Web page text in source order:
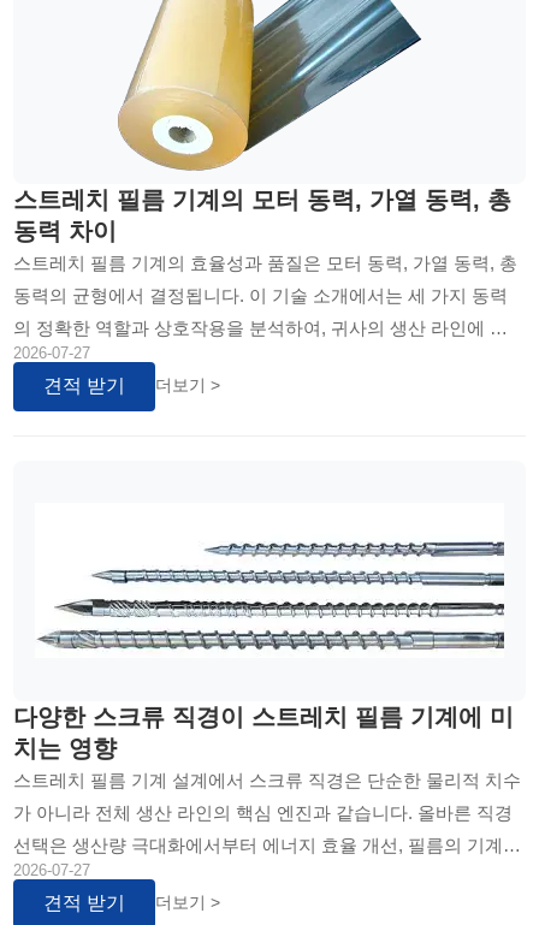
스트레치 필름 기계의 모터 동력, 가열 동력, 총
동력 차이
스트레치 필름 기계의 효율성과 품질은 모터 동력, 가열 동력, 총
동력의 균형에서 결정됩니다. 이 기술 소개에서는 세 가지 동력
의 정확한 역할과 상호작용을 분석하여, 귀사의 생산 라인에 맞
는 최적의 기계 선택을 위한 결정적 정보를 제공합니다.
2026-07-27
견적 받기 더보기 >
다양한 스크류 직경이 스트레치 필름 기계에 미
치는 영향
스트레치 필름 기계 설계에서 스크류 직경은 단순한 물리적 치수
가 아니라 전체 생산 라인의 핵심 엔진과 같습니다. 올바른 직경
선택은 생산량 극대화에서부터 에너지 효율 개선, 필름의 기계적
특성 보장에 이르기까지 총체적인 성과를 좌우합니다. 이 글에서
는 다양한 스크류 직경이 가소화 공정, 생산 효율, 그리고 최종 제
2026-07-27
견적 받기 더보기 >